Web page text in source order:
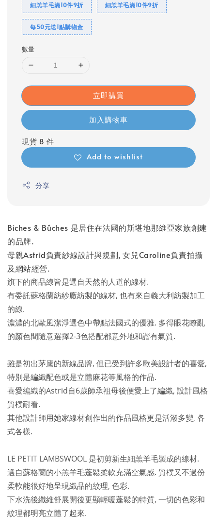
細羔羊毛滿10件9折 細羔羊毛滿10件9折
每50元送1點購物金
數量
立即購買
加入購物車
現貨 8 件
Add to wishlist
分享
Biches & Bûches 是居住在法國的斯堪地那維亞家族創建
的品牌.
母親Astrid負責紗線設計與規劃, 女兒Caroline負責拍攝
及網站經營.
旗下的商品線皆是選自天然的人道的線材.
有委託蘇格蘭紡紗廠紡製的線材, 也有來自義大利紡製加工
的線.
濃濃的北歐風潔淨選色中帶點法國式的優雅. 多得眼花瞭亂
的顏色間隨意選擇2-3色搭配都意外地和諧有氣質.
雖是初出茅廬的新線品牌, 但已受到許多歐美設計者的喜愛,
特別是編織配色或是立體麻花等風格的作品.
喜愛編織的Astrid自6歲師承祖母後便愛上了編織, 設計風格
質樸耐看.
其他設計師用她家線材創作出的作品風格更是活潑多變, 各
式各樣.
LE PETIT LAMBSWOOL 是初剪新生細羔羊毛製成的線材.
選自蘇格蘭的小羔羊毛蓬鬆柔軟充滿空氣感. 質樸又不過份
柔軟能很好地呈現織品的紋理, 色彩.
下水洗後纖維舒展開後更顯輕暖蓬鬆的特質, 一切的色彩和
紋理都明亮立體了起來.